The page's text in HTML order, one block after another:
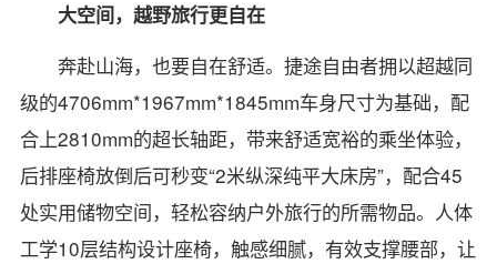
大空间，越野旅行更自在
奔赴山海，也要自在舒适。捷途自由者拥以超越同
级的4706mm*1967mm*1845mm车身尺寸为基础，配
合上2810mm的超长轴距，带来舒适宽裕的乘坐体验，
后排座椅放倒后可秒变“2米纵深纯平大床房”，配合45
处实用储物空间，轻松容纳户外旅行的所需物品。人体
工学10层结构设计座椅，触感细腻，有效支撑腰部，让